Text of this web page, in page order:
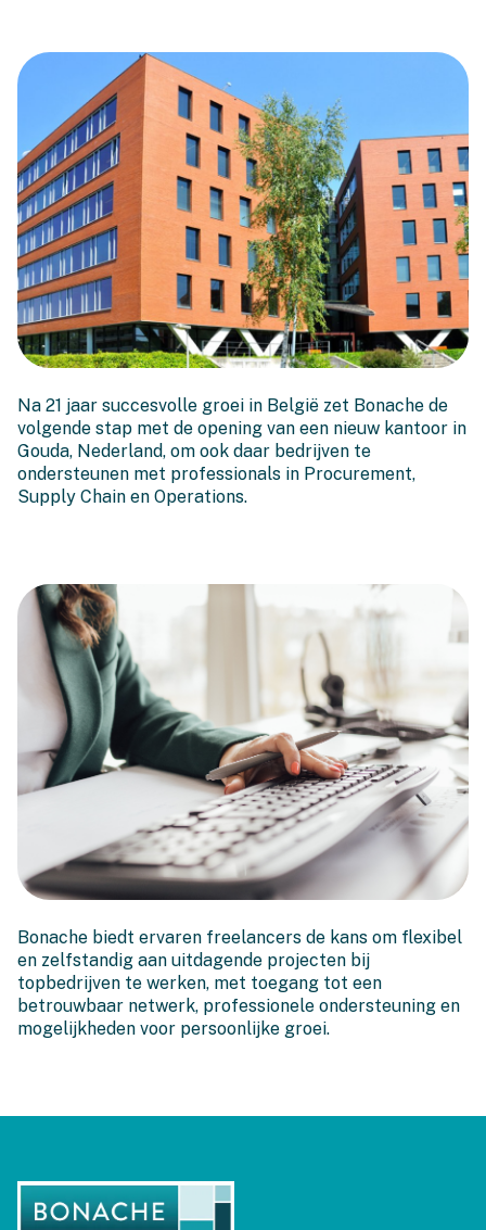
eerste stap over de grens
Na 21 jaar succesvolle groei in België zet Bonache de
volgende stap met de opening van een nieuw kantoor in
Gouda, Nederland, om ook daar bedrijven te
ondersteunen met professionals in Procurement,
Supply Chain en Operations.
Bonache biedt ervaren freelancers de kans om flexibel
en zelfstandig aan uitdagende projecten bij
topbedrijven te werken, met toegang tot een
betrouwbaar netwerk, professionele ondersteuning en
mogelijkheden voor persoonlijke groei.